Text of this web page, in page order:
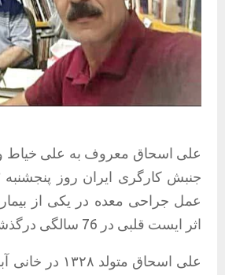
علی اسحاق معروف به علی خیاط و
عمل جراحی معده در یکی از
اثر ایست قلبی در 76 سالگی درگذشت.
علی اسحاق متولد